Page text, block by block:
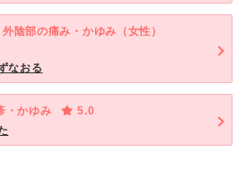
陰部の痛み・かゆみ（女性）
なおる
・かゆみ
5.0